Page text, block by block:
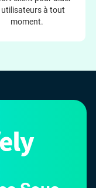
utilisateurs à tout
moment.